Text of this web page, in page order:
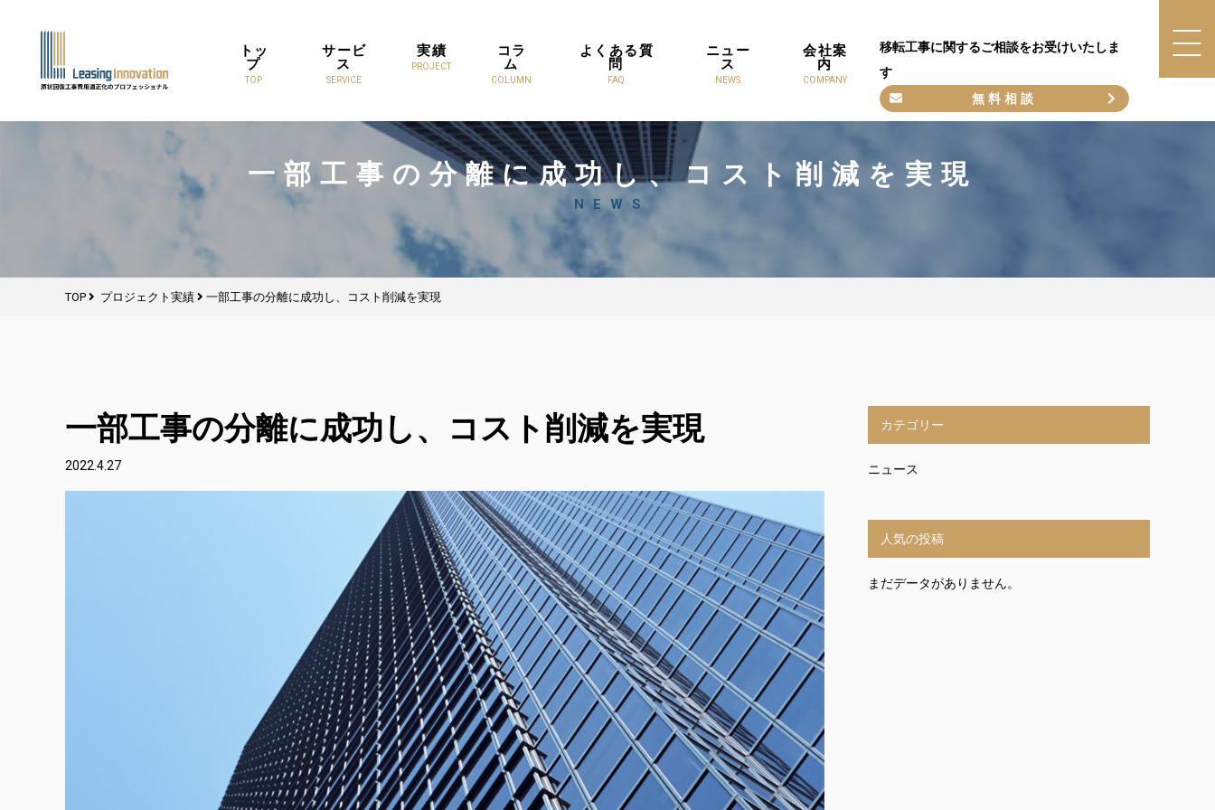
トッ
プ
TOP
サービ
ス
SERVICE
実績
PROJECT
コラ
ム
COLUMN
よくある質
問
FAQ
ニュー
ス
NEWS
会社案
内
COMPANY
移転工事に関するご相談をお受けいたしま
す
無料相談
一部工事の分離に成功し、コスト削減を実現
NEWS
TOP プロジェクト実績 一部工事の分離に成功し、コスト削減を実現
一部工事の分離に成功し、コスト削減を実現
2022.4.27
カテゴリー
ニュース
人気の投稿
まだデータがありません。